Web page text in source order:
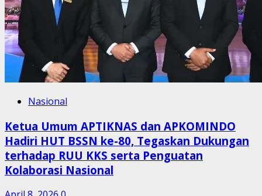
Nasional
Ketua Umum APTIKNAS dan APKOMINDO
Hadiri HUT BSSN ke-80, Tegaskan Dukungan
terhadap RUU KKS serta Penguatan
Kolaborasi Nasional